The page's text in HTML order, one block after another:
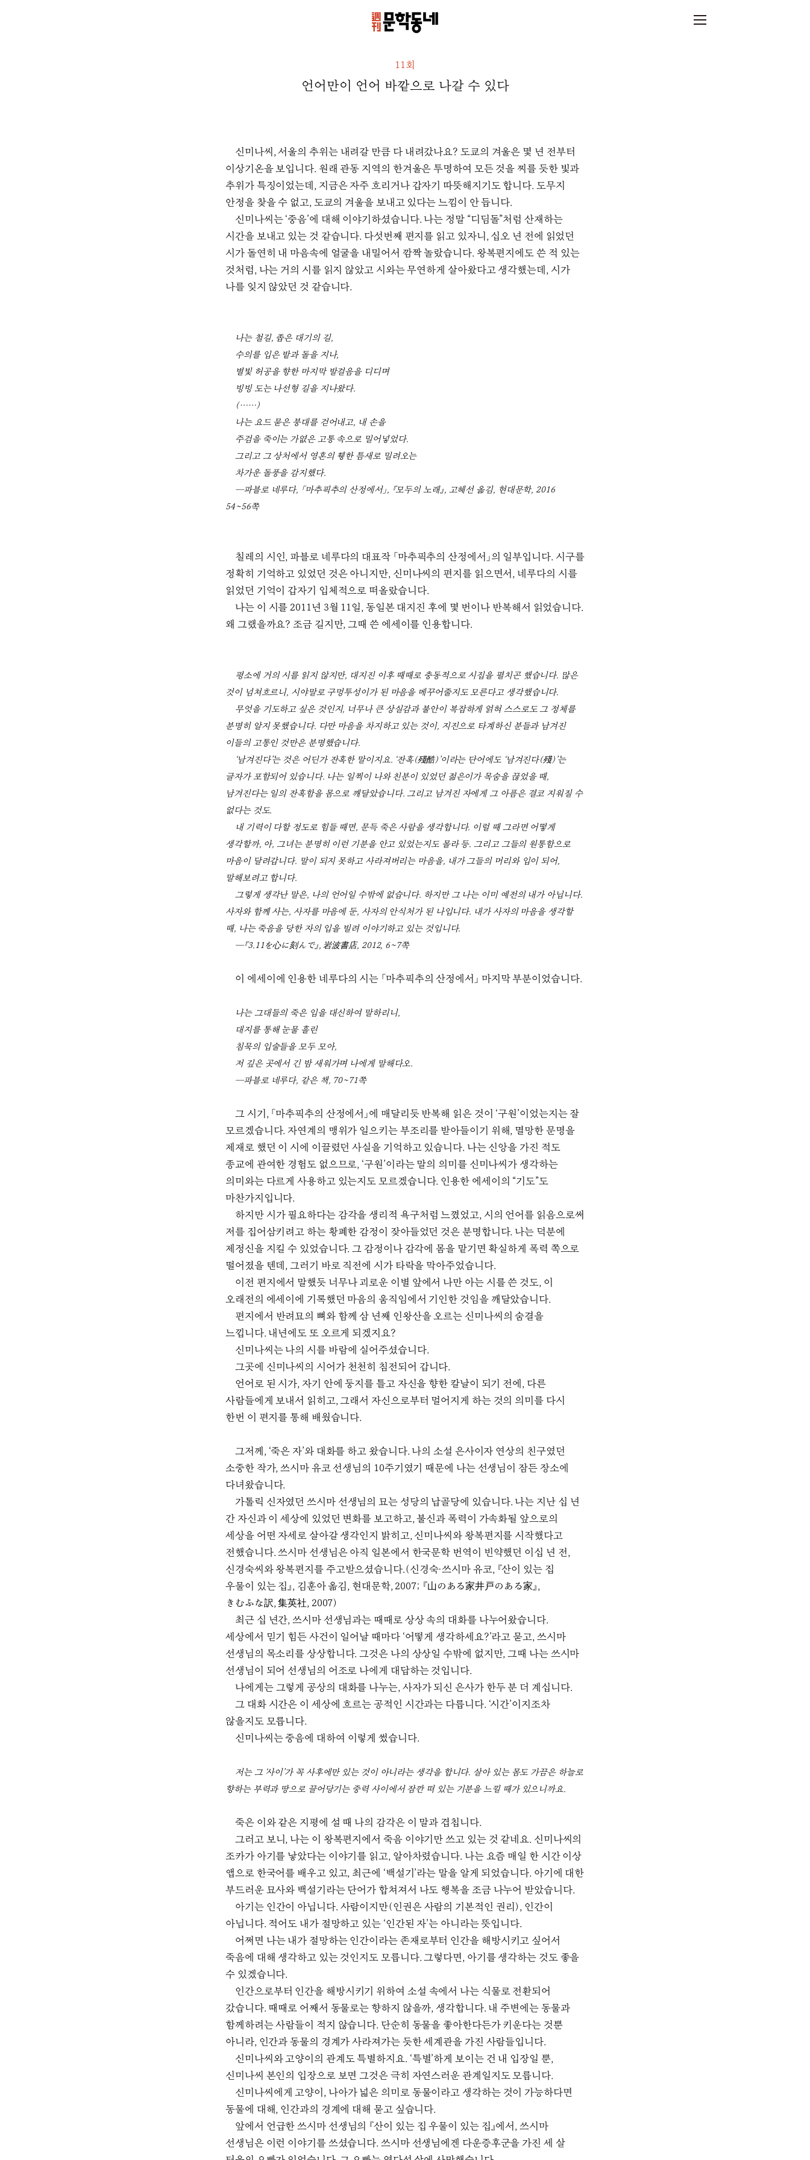
11회
언어만이 언어 바깥으로 나갈 수 있다
신미나씨, 서울의 추위는 내려갈 만큼 다 내려갔나요? 도쿄의 겨울은 몇 년 전부터
이상기온을 보입니다. 원래 관동 지역의 한겨울은 투명하여 모든 것을 찌를 듯한 빛과
추위가 특징이었는데, 지금은 자주 흐리거나 갑자기 따뜻해지기도 합니다. 도무지
안정을 찾을 수 없고, 도쿄의 겨울을 보내고 있다는 느낌이 안 듭니다.
신미나씨는 ‘중음’에 대해 이야기하셨습니다. 나는 정말 “디딤돌”처럼 산재하는
시간을 보내고 있는 것 같습니다. 다섯번째 편지를 읽고 있자니, 십오 년 전에 읽었던
시가 돌연히 내 마음속에 얼굴을 내밀어서 깜짝 놀랐습니다. 왕복편지에도 쓴 적 있는
것처럼, 나는 거의 시를 읽지 않았고 시와는 무연하게 살아왔다고 생각했는데, 시가
나를 잊지 않았던 것 같습니다.
나는 철길, 좁은 대기의 길,
수의를 입은 밭과 돌을 지나,
별빛 허공을 향한 마지막 발걸음을 디디며
빙빙 도는 나선형 길을 지나왔다.
(……)
나는 요드 묻은 붕대를 걷어내고, 내 손을
주검을 죽이는 가엾은 고통 속으로 밀어넣었다.
그리고 그 상처에서 영혼의 휑한 틈새로 밀려오는
차가운 돌풍을 감지했다.
―파블로 네루다, 「마추픽추의 산정에서」, 『모두의 노래』, 고혜선 옮김, 현대문학, 2016
54~56쪽
칠레의 시인, 파블로 네루다의 대표작 「마추픽추의 산정에서」의 일부입니다. 시구를
정확히 기억하고 있었던 것은 아니지만, 신미나씨의 편지를 읽으면서, 네루다의 시를
읽었던 기억이 갑자기 입체적으로 떠올랐습니다.
나는 이 시를 2011년 3월 11일, 동일본 대지진 후에 몇 번이나 반복해서 읽었습니다.
왜 그랬을까요? 조금 길지만, 그때 쓴 에세이를 인용합니다.
평소에 거의 시를 읽지 않지만, 대지진 이후 때때로 충동적으로 시집을 펼치곤 했습니다. 많은
것이 넘쳐흐르니, 시야말로 구멍투성이가 된 마음을 메꾸어줄지도 모른다고 생각했습니다.
무엇을 기도하고 싶은 것인지, 너무나 큰 상실감과 불안이 복잡하게 얽혀 스스로도 그 정체를
분명히 알지 못했습니다. 다만 마음을 차지하고 있는 것이, 지진으로 타계하신 분들과 남겨진
이들의 고통인 것만은 분명했습니다.
‘남겨진다’는 것은 어딘가 잔혹한 말이지요. ‘잔혹(殘酷)’이라는 단어에도 ‘남겨진다(殘)’는
글자가 포함되어 있습니다. 나는 일찍이 나와 친분이 있었던 젊은이가 목숨을 끊었을 때,
남겨진다는 일의 잔혹함을 몸으로 깨달았습니다. 그리고 남겨진 자에게 그 아픔은 결코 지워질 수
없다는 것도.
내 기력이 다할 정도로 힘들 때면, 문득 죽은 사람을 생각합니다. 이럴 때 그라면 어떻게
생각할까, 아, 그녀는 분명히 이런 기분을 안고 있었는지도 몰라 등. 그리고 그들의 원통함으로
마음이 달려갑니다. 말이 되지 못하고 사라져버리는 마음을, 내가 그들의 머리와 입이 되어,
말해보려고 합니다.
그렇게 생각난 말은, 나의 언어일 수밖에 없습니다. 하지만 그 나는 이미 예전의 내가 아닙니다.
사자와 함께 사는, 사자를 마음에 둔, 사자의 안식처가 된 나입니다. 내가 사자의 마음을 생각할
때, 나는 죽음을 당한 자의 입을 빌려 이야기하고 있는 것입니다.
―『3.11を心に刻んで』, 岩波書店, 2012, 6~7쪽
이 에세이에 인용한 네루다의 시는 「마추픽추의 산정에서」 마지막 부분이었습니다.
나는 그대들의 죽은 입을 대신하여 말하리니,
대지를 통해 눈물 흘린
침묵의 입술들을 모두 모아,
저 깊은 곳에서 긴 밤 새워가며 나에게 말해다오.
―파블로 네루다, 같은 책, 70~71쪽
그 시기, 「마추픽추의 산정에서」에 매달리듯 반복해 읽은 것이 ‘구원’이었는지는 잘
모르겠습니다. 자연계의 맹위가 일으키는 부조리를 받아들이기 위해, 멸망한 문명을
제재로 했던 이 시에 이끌렸던 사실을 기억하고 있습니다. 나는 신앙을 가진 적도
종교에 관여한 경험도 없으므로, ‘구원’이라는 말의 의미를 신미나씨가 생각하는
의미와는 다르게 사용하고 있는지도 모르겠습니다. 인용한 에세이의 “기도”도
마찬가지입니다.
하지만 시가 필요하다는 감각을 생리적 욕구처럼 느꼈었고, 시의 언어를 읽음으로써
저를 집어삼키려고 하는 황폐한 감정이 잦아들었던 것은 분명합니다. 나는 덕분에
제정신을 지킬 수 있었습니다. 그 감정이나 감각에 몸을 맡기면 확실하게 폭력 쪽으로
떨어졌을 텐데, 그러기 바로 직전에 시가 타락을 막아주었습니다.
이전 편지에서 말했듯 너무나 괴로운 이별 앞에서 나만 아는 시를 쓴 것도, 이
오래전의 에세이에 기록했던 마음의 움직임에서 기인한 것임을 깨달았습니다.
편지에서 반려묘의 뼈와 함께 삼 년째 인왕산을 오르는 신미나씨의 숨결을
느낍니다. 내년에도 또 오르게 되겠지요?
신미나씨는 나의 시를 바람에 실어주셨습니다.
그곳에 신미나씨의 시어가 천천히 침전되어 갑니다.
언어로 된 시가, 자기 안에 둥지를 틀고 자신을 향한 칼날이 되기 전에, 다른
사람들에게 보내서 읽히고, 그래서 자신으로부터 멀어지게 하는 것의 의미를 다시
한번 이 편지를 통해 배웠습니다.
그저께, ‘죽은 자’와 대화를 하고 왔습니다. 나의 소설 은사이자 연상의 친구였던
소중한 작가, 쓰시마 유코 선생님의 10주기였기 때문에 나는 선생님이 잠든 장소에
다녀왔습니다.
가톨릭 신자였던 쓰시마 선생님의 묘는 성당의 납골당에 있습니다. 나는 지난 십 년
간 자신과 이 세상에 있었던 변화를 보고하고, 불신과 폭력이 가속화될 앞으로의
세상을 어떤 자세로 살아갈 생각인지 밝히고, 신미나씨와 왕복편지를 시작했다고
전했습니다. 쓰시마 선생님은 아직 일본에서 한국문학 번역이 빈약했던 이십 년 전,
신경숙씨와 왕복편지를 주고받으셨습니다.(신경숙·쓰시마 유코, 『산이 있는 집
우물이 있는 집』, 김훈아 옮김, 현대문학, 2007; 『山のある家井戸のある家』,
きむふな訳, 集英社, 2007)
최근 십 년간, 쓰시마 선생님과는 때때로 상상 속의 대화를 나누어왔습니다.
세상에서 믿기 힘든 사건이 일어날 때마다 ‘어떻게 생각하세요?’라고 묻고, 쓰시마
선생님의 목소리를 상상합니다. 그것은 나의 상상일 수밖에 없지만, 그때 나는 쓰시마
선생님이 되어 선생님의 어조로 나에게 대답하는 것입니다.
나에게는 그렇게 공상의 대화를 나누는, 사자가 되신 은사가 한두 분 더 계십니다.
그 대화 시간은 이 세상에 흐르는 공적인 시간과는 다릅니다. ‘시간’이지조차
않을지도 모릅니다.
신미나씨는 중음에 대하여 이렇게 썼습니다.
저는 그 ‘사이’가 꼭 사후에만 있는 것이 아니라는 생각을 합니다. 살아 있는 몸도 가끔은 하늘로
향하는 부력과 땅으로 끌어당기는 중력 사이에서 잠깐 떠 있는 기분을 느낄 때가 있으니까요.
죽은 이와 같은 지평에 설 때 나의 감각은 이 말과 겹칩니다.
그러고 보니, 나는 이 왕복편지에서 죽음 이야기만 쓰고 있는 것 같네요. 신미나씨의
조카가 아기를 낳았다는 이야기를 읽고, 알아차렸습니다. 나는 요즘 매일 한 시간 이상
앱으로 한국어를 배우고 있고, 최근에 ‘백설기’라는 말을 알게 되었습니다. 아기에 대한
부드러운 묘사와 백설기라는 단어가 합쳐져서 나도 행복을 조금 나누어 받았습니다.
아기는 인간이 아닙니다. 사람이지만(인권은 사람의 기본적인 권리), 인간이
아닙니다. 적어도 내가 절망하고 있는 ‘인간된 자’는 아니라는 뜻입니다.
어쩌면 나는 내가 절망하는 인간이라는 존재로부터 인간을 해방시키고 싶어서
죽음에 대해 생각하고 있는 것인지도 모릅니다. 그렇다면, 아기를 생각하는 것도 좋을
수 있겠습니다.
인간으로부터 인간을 해방시키기 위하여 소설 속에서 나는 식물로 전환되어
갔습니다. 때때로 어째서 동물로는 향하지 않을까, 생각합니다. 내 주변에는 동물과
함께하려는 사람들이 적지 않습니다. 단순히 동물을 좋아한다든가 키운다는 것뿐
아니라, 인간과 동물의 경계가 사라져가는 듯한 세계관을 가진 사람들입니다.
신미나씨와 고양이의 관계도 특별하지요. ‘특별’하게 보이는 건 내 입장일 뿐,
신미나씨 본인의 입장으로 보면 그것은 극히 자연스러운 관계일지도 모릅니다.
신미나씨에게 고양이, 나아가 넓은 의미로 동물이라고 생각하는 것이 가능하다면
동물에 대해, 인간과의 경계에 대해 묻고 싶습니다.
앞에서 언급한 쓰시마 선생님의 『산이 있는 집 우물이 있는 집』에서, 쓰시마
선생님은 이런 이야기를 쓰셨습니다. 쓰시마 선생님에겐 다운증후군을 가진 세 살